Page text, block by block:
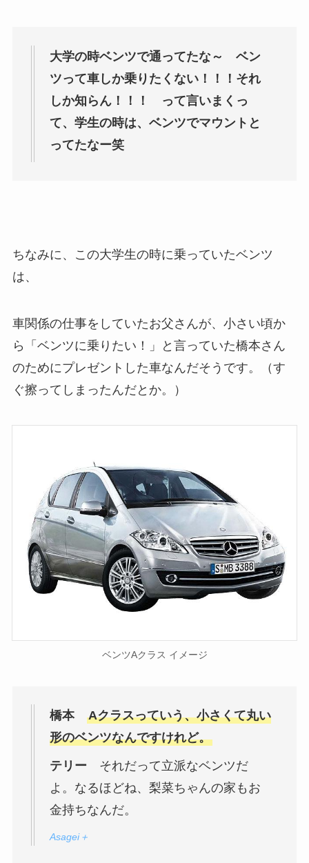
大学の時ベンツで通ってたな～ ベン
ツって車しか乗りたくない！！！それ
しか知らん！！！ って言いまくっ
て、学生の時は、ベンツでマウントと
ってたなー笑
ちなみに、この大学生の時に乗っていたベンツ
は、
車関係の仕事をしていたお父さんが、小さい頃か
ら「ベンツに乗りたい！」と言っていた橋本さん
のためにプレゼントした車なんだそうです。（す
ぐ擦ってしまったんだとか。）
ベンツAクラス イメージ
橋本
Aクラスっていう、小さくて丸い
形のベンツなんですけれど。
テリー それだって立派なベンツだ
よ。なるほどね、梨菜ちゃんの家もお
金持ちなんだ。
Asagei＋